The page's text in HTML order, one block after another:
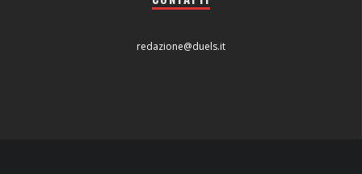
redazione@duels.it